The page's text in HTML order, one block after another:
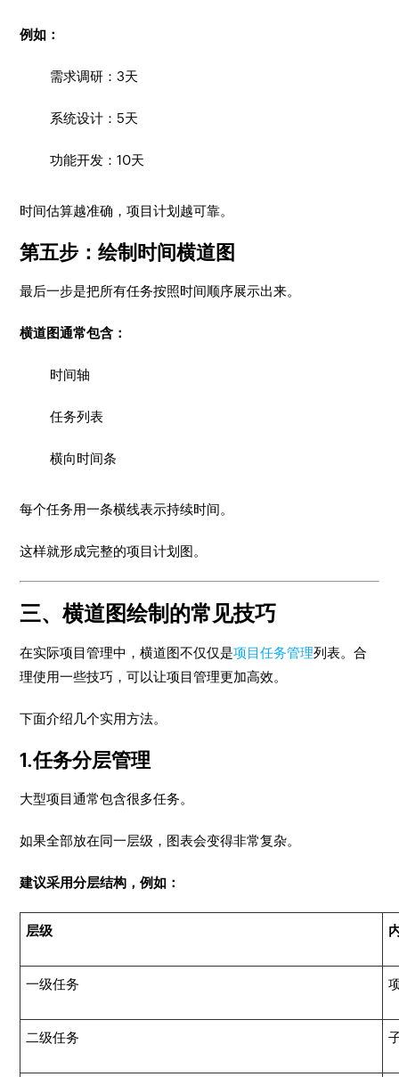
例如：
需求调研：3天
系统设计：5天
功能开发：10天
时间估算越准确，项目计划越可靠。
第五步：绘制时间横道图
最后一步是把所有任务按照时间顺序展示出来。
横道图通常包含：
时间轴
任务列表
横向时间条
每个任务用一条横线表示持续时间。
这样就形成完整的项目计划图。
三、横道图绘制的常见技巧
在实际项目管理中，横道图不仅仅是项目任务管理列表。合
理使用一些技巧，可以让项目管理更加高效。
下面介绍几个实用方法。
1.任务分层管理
大型项目通常包含很多任务。
如果全部放在同一层级，图表会变得非常复杂。
建议采用分层结构，例如：
层级
一级任务
二级任务